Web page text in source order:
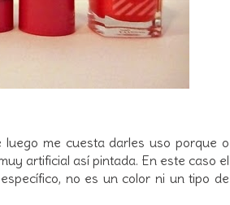
me cuesta darles uso porque o
artificial así pintada. En este caso el
no es un color ni un tipo de